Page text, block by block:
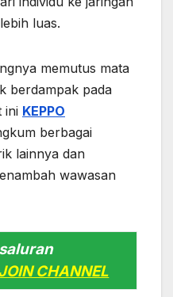
luas.
memutus mata
berdampak pada
ini KEPPO
berbagai
lainnya dan
wawasan
CHANNEL